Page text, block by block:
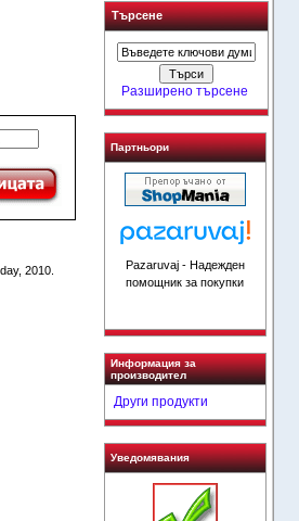
2010.
Търсене
Разширено търсене
Партньори
Pazaruvaj - Надежден
помощник за покупки
Информация за
производител
Други продукти
Уведомявания